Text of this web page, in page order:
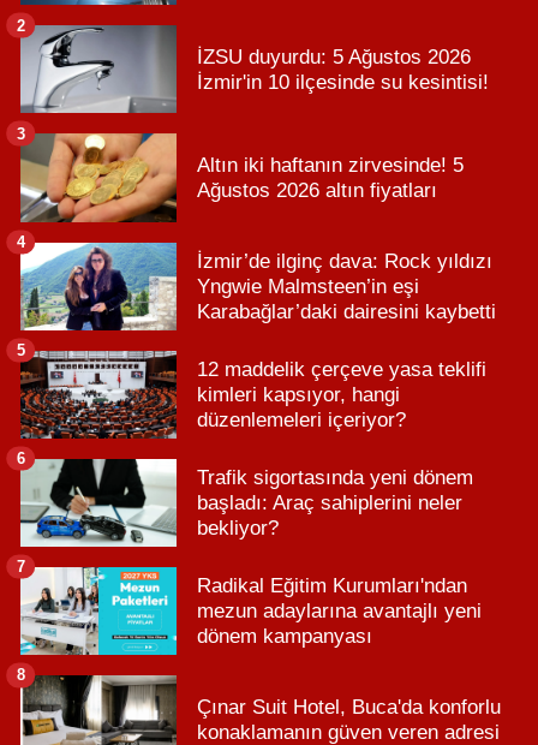
İZSU duyurdu: 5 Ağustos 2026
İzmir'in 10 ilçesinde su kesintisi!
2
Altın iki haftanın zirvesinde! 5
Ağustos 2026 altın fiyatları
3
İzmir’de ilginç dava: Rock yıldızı
Yngwie Malmsteen’in eşi
Karabağlar’daki dairesini kaybetti
4
12 maddelik çerçeve yasa teklifi
kimleri kapsıyor, hangi
düzenlemeleri içeriyor?
5
Trafik sigortasında yeni dönem
başladı: Araç sahiplerini neler
bekliyor?
6
Radikal Eğitim Kurumları'ndan
mezun adaylarına avantajlı yeni
dönem kampanyası
7
Çınar Suit Hotel, Buca'da konforlu
konaklamanın güven veren adresi
8